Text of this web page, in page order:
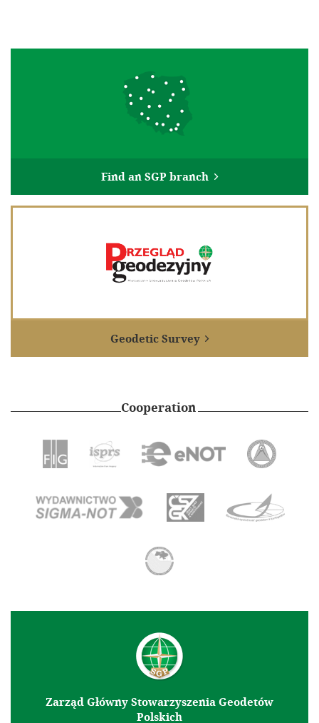
100th anniversary of the Association of Polish Surveyors
Gallery
Geodetic institutions
Research centers
Archiwum Akt Nowych
Electronic signature and electronic seal from EuroCert
Find an SGP branch 
Geodetic Survey 
Cooperation
Zarząd Główny Stowarzyszenia Geodetów
Polskich